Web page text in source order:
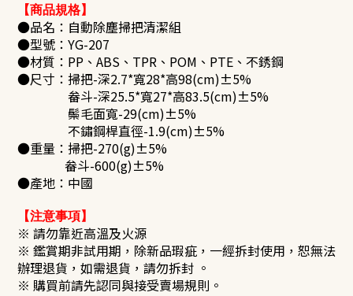
【商品規格】
●品名： 自動除塵掃把清潔組
●型號：YG-207
●材質：PP、ABS、TPR、POM、PTE、不銹鋼
●尺寸：掃把-深2.7*寬28*高98(cm)±5%
畚斗-深25.5*寬27*高83.5(cm)±5%
鬃毛面寬-29(cm)±5%
不鏽鋼桿直徑-1.9(cm)±5%
●重量：掃把-270(g)±5%
畚斗-600(g)±5%
●產地：中國
【注意事項】
※ 請勿靠近高溫及火源
※ 鑑賞期非試用期，除新品瑕疵，一經拆封使用，恕無法
辦理退貨，如需退貨，請勿拆封 。
※ 購買前請先認同與接受賣場規則。